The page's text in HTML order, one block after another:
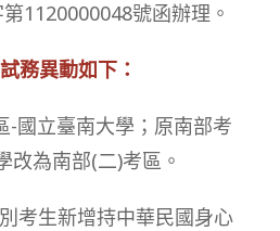
1120000048號函辦理。
務異動如下：
-國立臺南大學；原南部考
改為南部(二)考區。
考生新增持中華民國身心